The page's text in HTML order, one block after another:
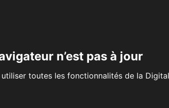
n’est pas à jour
toutes les fonctionnalités de la